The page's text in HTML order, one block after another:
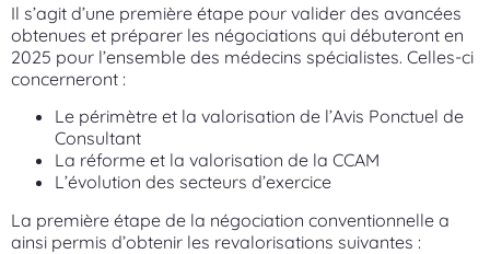
Il s’agit d’une première étape pour valider des avancées
obtenues et préparer les négociations qui débuteront en
2025 pour l’ensemble des médecins spécialistes. Celles-ci
concerneront :
Le périmètre et la valorisation de l’Avis Ponctuel de
Consultant
La réforme et la valorisation de la CCAM
L’évolution des secteurs d’exercice
La première étape de la négociation conventionnelle a
ainsi permis d’obtenir les revalorisations suivantes :